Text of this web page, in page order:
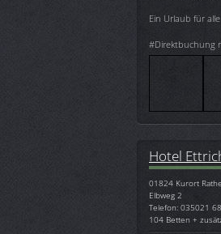
Ein Urlaub für
#Direktbuchung
Hotel
01824 Kurort
Elbweg 2
Telefon: 035021
104 Betten +